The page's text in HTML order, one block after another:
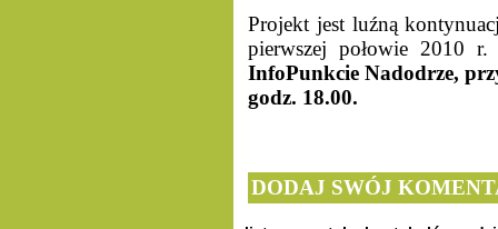
Projekt jest luźną
pierwszej połowie 2010
InfoPunkcie Nadodrze,
godz. 18.00.
DODAJ SWÓJ